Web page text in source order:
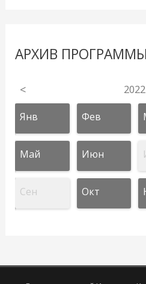
АРХИВ ПРОГРАММЫ
< 2022
Янв Фев
Май Июн
Сен Окт